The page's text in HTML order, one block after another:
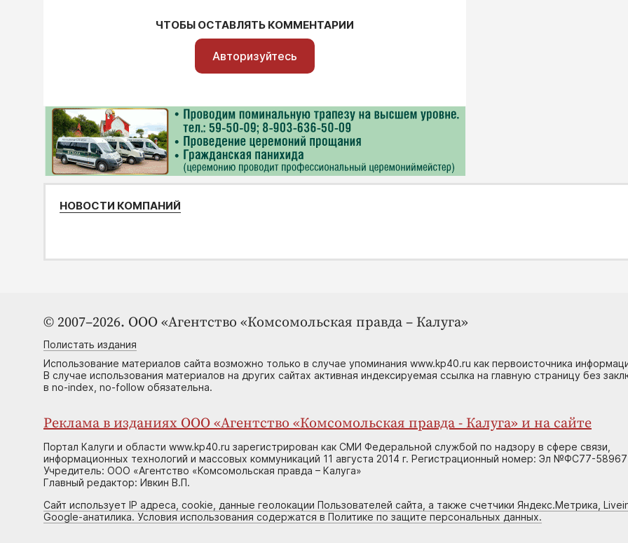
ЧТОБЫ ОСТАВЛЯТЬ КОММЕНТАРИИ
Авторизуйтесь
НОВОСТИ КОМПАНИЙ
© 2007–2026. ООО «Агентство «Комсомольская правда – Калуга»
Полистать издания
Использование материалов сайта возможно только в случае упоминания www.kp40.ru как первоисточника
В случае использования материалов на других сайтах активная индексируемая ссылка на главную страницу без
в no-index, no-follow обязательна.
Реклама в изданиях ООО «Агентство «Комсомольская правда - Калуга» и на сайте
Портал Калуги и области www.kp40.ru зарегистрирован как СМИ Федеральной службой по надзору в сфере связи,
информационных технологий и массовых коммуникаций 11 августа 2014 г. Регистрационный номер: Эл №ФС77-58967
Учредитель: ООО «Агентство «Комсомольская правда – Калуга»
Главный редактор: Ивкин В.П.
Сайт использует IP адреса, cookie, данные геолокации Пользователей сайта, а также счетчики Яндекс.Метрика,
Google-анатилика. Условия использования содержатся в Политике по защите персональных данных.